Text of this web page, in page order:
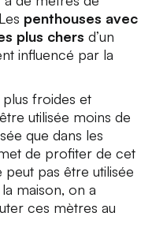
penthouses avec
plus chers d’un
influencé par la
froides et
utilisée moins de
que dans les
de profiter de cet
pas être utilisée
maison, on a
ces mètres au